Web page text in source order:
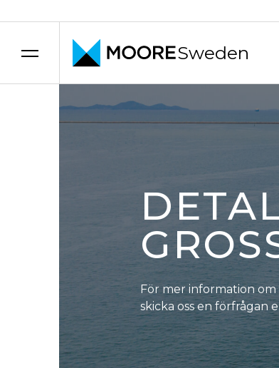
Sweden
För mer information
skicka oss en förfrågan